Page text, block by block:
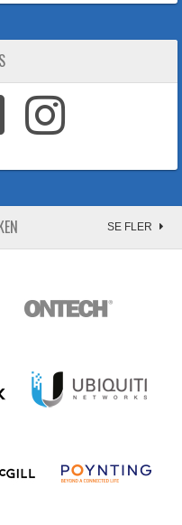
SE FLER